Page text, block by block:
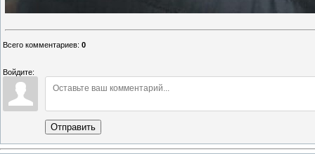
Всего комментариев: 0
Войдите:
Отправить